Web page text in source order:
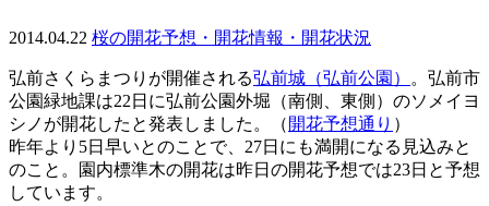
2014.04.22 桜の開花予想・開花情報・開花状況
弘前さくらまつりが開催される弘前城（弘前公園）
。弘前市
公園緑地課は22日に弘前公園外堀（南側、東側）のソメイヨ
シノが開花したと発表しました。（ 開花予想通り ）
昨年より5日早いとのことで、27日にも満開になる見込みと
のこと。園内標準木の開花は昨日の開花予想では23日と予想
しています。